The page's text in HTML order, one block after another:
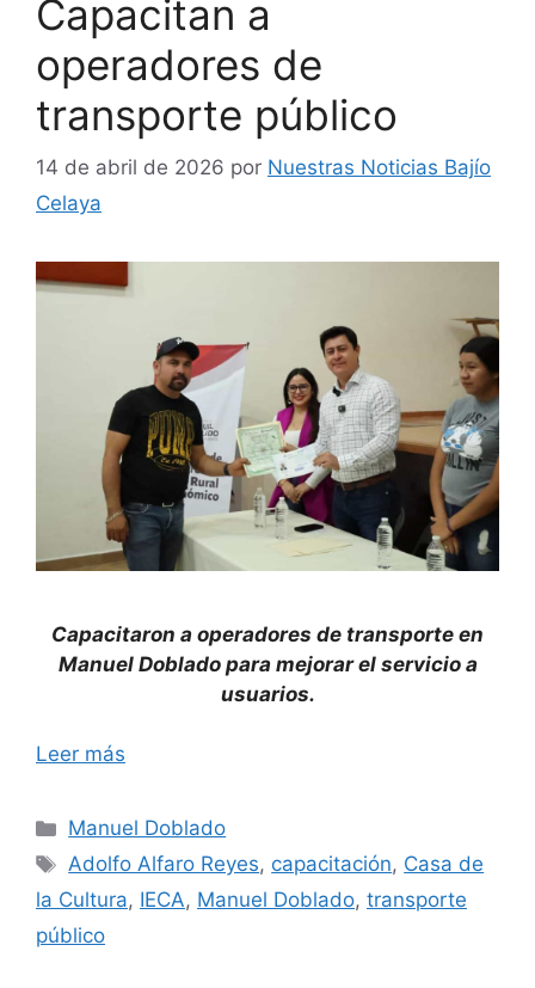
Capacitan a
operadores de
transporte público
14 de abril de 2026 por Nuestras Noticias Bajío
Celaya
Capacitaron a operadores de transporte en
Manuel Doblado para mejorar el servicio a
usuarios.
Leer más
Categorías
Manuel Doblado
Etiquetas
Adolfo Alfaro Reyes, capacitación, Casa de
la Cultura, IECA, Manuel Doblado, transporte
público